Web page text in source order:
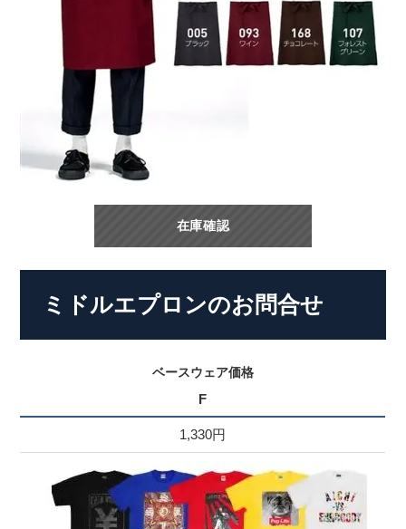
在庫確認
ミドルエプロンのお問合せ
ベースウェア価格
F
1,330円